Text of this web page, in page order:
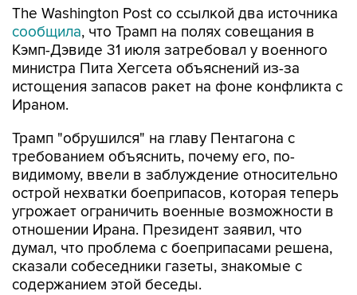
The Washington Post со ссылкой два источника
сообщила, что Трамп на полях совещания в
Кэмп-Дэвиде 31 июля затребовал у военного
министра Пита Хегсета объяснений из-за
истощения запасов ракет на фоне конфликта с
Ираном.
Трамп "обрушился" на главу Пентагона с
требованием объяснить, почему его, по-
видимому, ввели в заблуждение относительно
острой нехватки боеприпасов, которая теперь
угрожает ограничить военные возможности в
отношении Ирана. Президент заявил, что
думал, что проблема с боеприпасами решена,
сказали собеседники газеты, знакомые с
содержанием этой беседы.